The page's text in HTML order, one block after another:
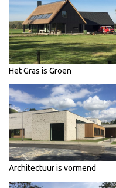
Het Gras is Groen
Architectuur is vormend